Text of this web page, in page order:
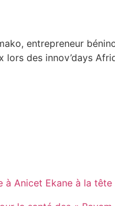
entrepreneur
des innov’days